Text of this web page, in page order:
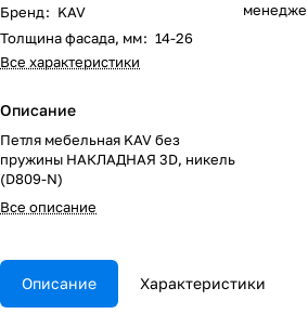
Бренд: KAV
Толщина фасада, мм: 14-26
Все характеристики
Описание
Петля мебельная KAV без
пружины НАКЛАДНАЯ 3D, никель
(D809-N)
Все описание
Описание Характеристики